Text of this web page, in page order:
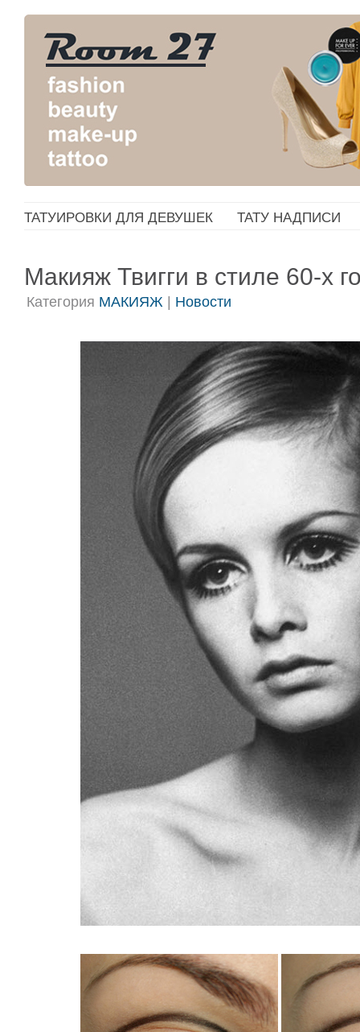
ТАТУИРОВКИ ДЛЯ ДЕВУШЕК ТАТУ НАДПИСИ
Макияж Твигги в стиле 60-х
Категория МАКИЯЖ Новости